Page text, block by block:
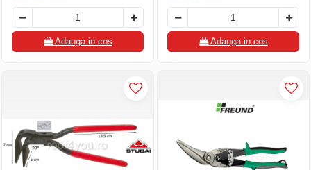
Adauga in cos Adauga in cos